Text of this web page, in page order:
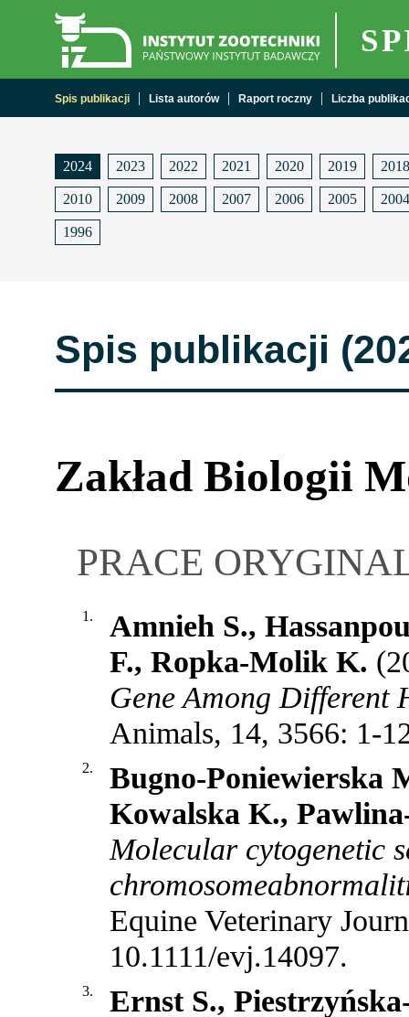
Spis publikacji Lista autorów Raport roczny Liczba
2024 2023 2022 2021 2020 2019 2018
2010 2009 2008 2007 2006 2005 2004
1996
Spis publikacji
Zakład Biologii
PRACE
1.
Amnieh S.,
F., Ropka-Molik K.
Gene Among Different
Animals, 14, 3566: 1-
2.
Bugno-Poniewierska
Kowalska K.,
Molecular cytogenetic
Equine Veterinary
10.1111/evj.14097.
3.
Ernst S.,